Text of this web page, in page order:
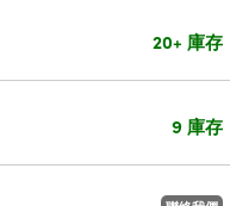
20+ 庫存
9 庫存